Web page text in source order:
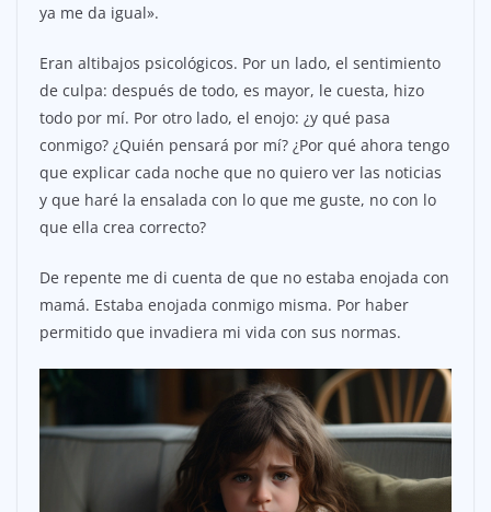
ya me da igual».
Eran altibajos psicológicos. Por un lado, el sentimiento
de culpa: después de todo, es mayor, le cuesta, hizo
todo por mí. Por otro lado, el enojo: ¿y qué pasa
conmigo? ¿Quién pensará por mí? ¿Por qué ahora tengo
que explicar cada noche que no quiero ver las noticias
y que haré la ensalada con lo que me guste, no con lo
que ella crea correcto?
De repente me di cuenta de que no estaba enojada con
mamá. Estaba enojada conmigo misma. Por haber
permitido que invadiera mi vida con sus normas.